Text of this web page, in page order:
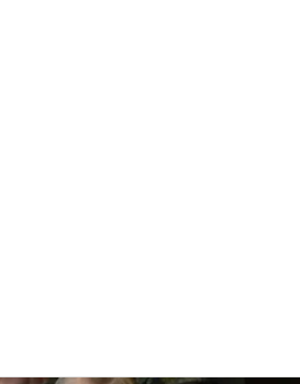
две опции принуждения Украины к